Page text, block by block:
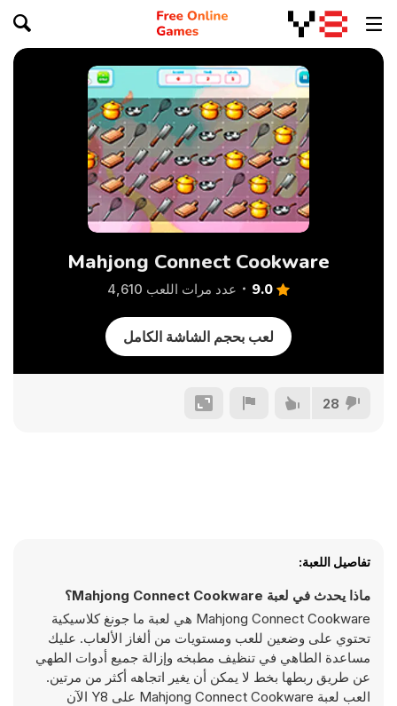
Mahjong Connect Cookware
9.0 عدد مرات اللعب 4,610
لعب بحجم الشاشة الكامل
28
تفاصيل اللعبة:
ماذا يحدث في لعبة Mahjong Connect Cookware؟
Mahjong Connect Cookware هي لعبة ما جونغ كلاسيكية
تحتوي على وضعين للعب ومستويات من ألغاز الألعاب. عليك
مساعدة الطاهي في تنظيف مطبخه وإزالة جميع أدوات الطهي
عن طريق ربطها بخط لا يمكن أن يغير اتجاهه أكثر من مرتين.
العب لعبة Mahjong Connect Cookware على Y8 الآن